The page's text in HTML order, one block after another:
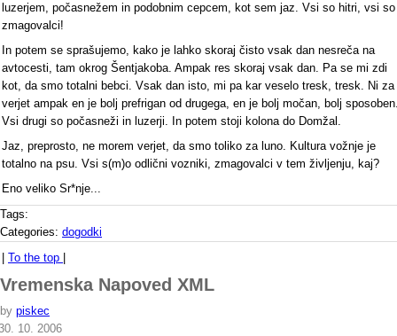
luzerjem, počasnežem in podobnim cepcem, kot sem jaz. Vsi so hitri, vsi so
zmagovalci!
In potem se sprašujemo, kako je lahko skoraj čisto vsak dan nesreča na
avtocesti, tam okrog Šentjakoba. Ampak res skoraj vsak dan. Pa se mi zdi
kot, da smo totalni bebci. Vsak dan isto, mi pa kar veselo tresk, tresk. Ni za
verjet ampak en je bolj prefrigan od drugega, en je bolj močan, bolj
Vsi drugi so počasneži in luzerji. In potem stoji kolona do Domžal.
Jaz, preprosto, ne morem verjet, da smo toliko za luno. Kultura vožnje je
totalno na psu. Vsi s(m)o odlični vozniki, zmagovalci v tem življenju, kaj?
Eno veliko Sr*nje...
Tags:
Categories: dogodki
To the top
Vremenska Napoved XML
by piskec
10. 2006